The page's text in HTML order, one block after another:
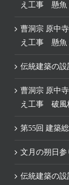
え工事 懸魚
曹洞宗 原中
え工事 懸魚
伝統建築の
曹洞宗 原中
え工事 破風
第55回 建築
文月の朔日参
伝統建築の